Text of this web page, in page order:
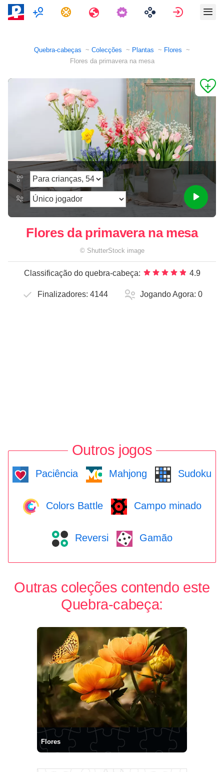
Multijogador
Tarefas Viagens Assinar
Quebra-cabeças Colecções Plantas
Flores
Flores da primavera na mesa
Flores da primavera na mesa
© ShutterStock image
Classificação do quebra-cabeça: 4.9
Finalizadores: 4144 Jogando Agora: 0
Outros jogos
Paciência Mahjong Sudoku
Colors Battle Campo minado
Reversi Gamão
Outras coleções contendo este
Quebra-cabeça:
Flores